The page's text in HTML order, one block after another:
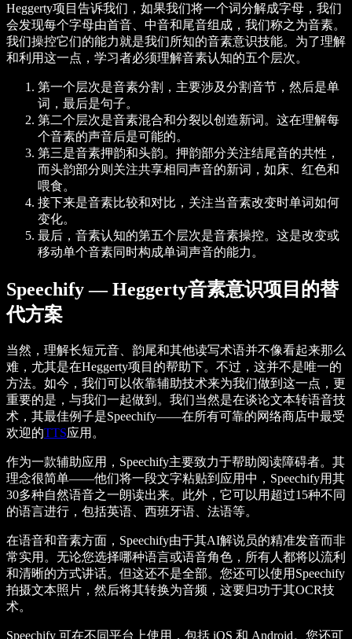
Heggerty项目告诉我们，如果我们将一个词分解成字母，我们
会发现每个字母由首音、中音和尾音组成，我们称之为音素。
我们操控它们的能力就是我们所知的音素意识技能。为了理解
和利用这一点，学习者必须理解音素认知的五个层次。
第一个层次是音素分割，主要涉及分割音节，然后是单
词，最后是句子。
第二个层次是音素混合和分裂以创造新词。这在理解每
个音素的声音后是可能的。
第三是音素押韵和头韵。押韵部分关注结尾音的共性，
而头韵部分则关注共享相同声音的新词，如床、红色和
喂食。
接下来是音素比较和对比，关注当音素改变时单词如何
变化。
最后，音素认知的第五个层次是音素操控。这是改变或
移动单个音素同时构成单词声音的能力。
Speechify — Heggerty音素意识项目的替
代方案
当然，理解长短元音、韵尾和其他读写术语并不像看起来那么
难，尤其是在Heggerty项目的帮助下。不过，这并不是唯一的
方法。如今，我们可以依靠辅助技术来为我们做到这一点，更
重要的是，与我们一起做到。我们当然是在谈论文本转语音技
术，其最佳例子是Speechify——在所有可靠的网络商店中最受
欢迎的TTS应用。
作为一款辅助应用，Speechify主要致力于帮助阅读障碍者。其
理念很简单——他们将一段文字粘贴到应用中，Speechify用其
30多种自然语音之一朗读出来。此外，它可以用超过15种不同
的语言进行，包括英语、西班牙语、法语等。
在语音和音素方面，Speechify由于其AI解说员的精准发音而非
常实用。无论您选择哪种语言或语音角色，所有人都将以流利
和清晰的方式讲话。但这还不是全部。您还可以使用Speechify
拍摄文本照片，然后将其转换为音频，这要归功于其OCR技
术。
Speechify 可在不同平台上使用，包括 iOS 和 Android。您还可